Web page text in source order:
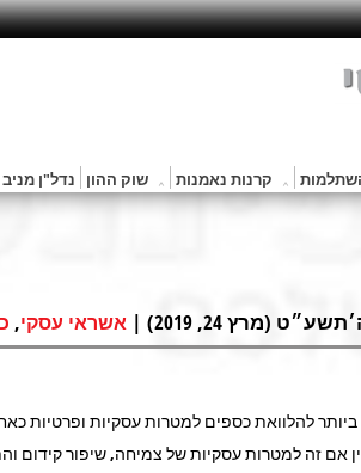
קרנות נאמנות שוק ההון נדל"ן מניב
(מרץ 24, 2019) | אשראי עסקי,
להלוואת כספים למטרות עסקיות ופרטיות
אם זה למטרות עסקיות של צמיחה, שיפור קידום